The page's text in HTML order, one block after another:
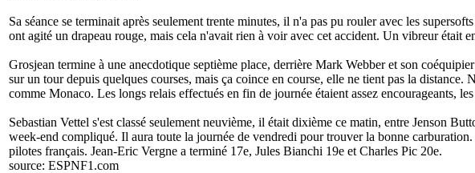
Sa séance se terminait après seulement trente minutes, il n'a pas pu rouler avec les
ont agité un drapeau rouge, mais cela n'avait rien à voir avec cet accident. Un vibreur était
Grosjean termine à une anecdotique septième place, derrière Mark Webber et son
sur un tour depuis quelques courses, mais ça coince en course, elle ne tient pas la
comme Monaco. Les longs relais effectués en fin de journée étaient assez encourageants,
Sebastian Vettel s'est classé seulement neuvième, il était dixième ce matin, entre Jenson
week-end compliqué. Il aura toute la journée de vendredi pour trouver la bonne
pilotes français. Jean-Eric Vergne a terminé 17e, Jules Bianchi 19e et Charles Pic 20e.
source: ESPNF1.com